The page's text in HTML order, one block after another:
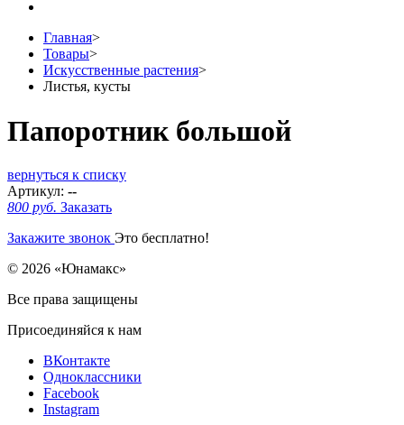
Главная>
Товары>
Искусственные растения>
Листья, кусты
Папоротник большой
вернуться к списку
Артикул: --
800 руб. Заказать
Закажите звонок Это бесплатно!
© 2026 «Юнамакс»
Все права защищены
Присоединяйся к нам
ВКонтакте
Одноклассники
Facebook
Instagram